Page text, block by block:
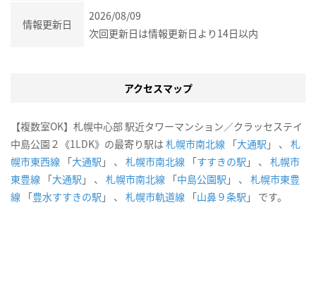
情報更新日
2026/08/09
次回更新日は情報更新日より14日以内
アクセスマップ
【複数室OK】札幌中心部 駅近タワーマンション／クラッセステイ
中島公園２《1LDK》の最寄り駅は 札幌市南北線 「大通駅 」 、 札
幌市東西線 「大通駅 」 、 札幌市南北線 「すすきの駅 」 、 札幌市
東豊線 「大通駅 」 、 札幌市南北線 「中島公園駅 」 、 札幌市東豊
線 「豊水すすきの駅 」 、 札幌市軌道線 「山鼻９条駅 」 です。